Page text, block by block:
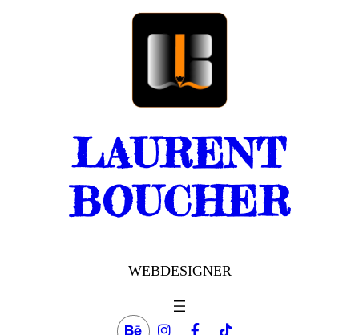
LAURENT
BOUCHER
WEBDESIGNER